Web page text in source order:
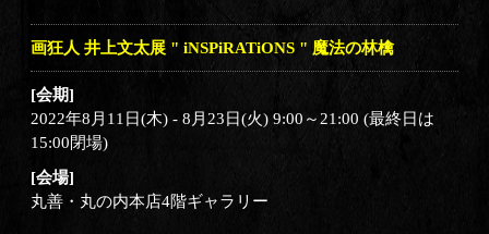
画狂人 井上文太展 " iNSPiRATiONS " 魔法の林檎
[会期]
2022年8月11日(木) - 8月23日(火) 9:00～21:00 (最終日は
15:00閉場)
[会場]
丸善・丸の内本店4階ギャラリー